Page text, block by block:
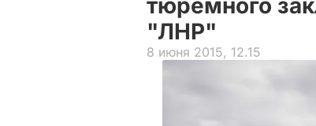
тюремного
"ЛНР"
8 июня 2015, 12.15